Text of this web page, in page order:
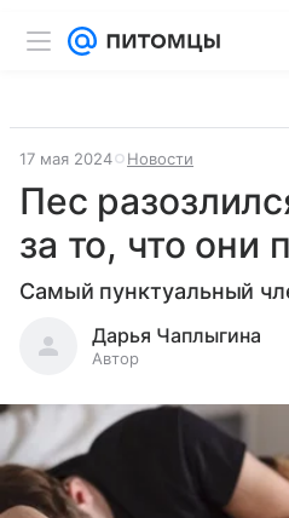
17 мая 2024 Новости
Пес
за то, что они
Самый пунктуальный
Дарья Чаплыгина
Автор